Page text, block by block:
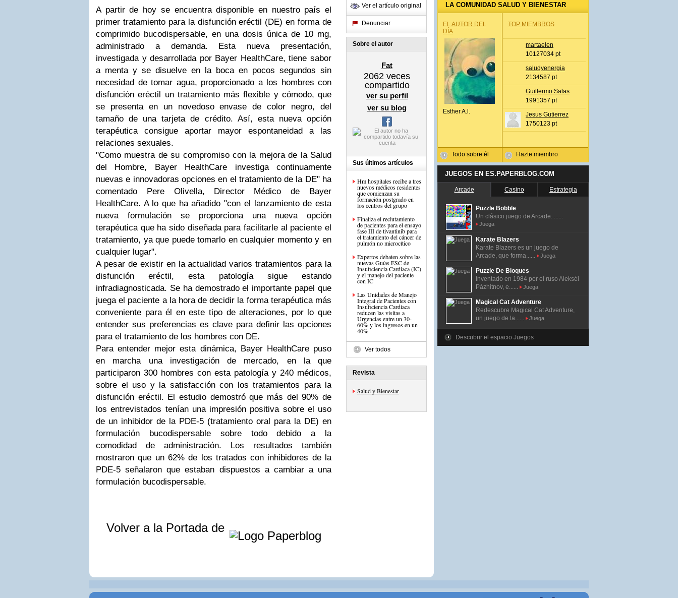
A partir de hoy se encuentra disponible en nuestro país el
primer tratamiento para la disfunción eréctil (DE) en forma de
comprimido bucodispersable, en una dosis única de 10 mg,
administrado a demanda. Esta nueva presentación,
investigada y desarrollada por Bayer HealthCare, tiene sabor
a menta y se disuelve en la boca en pocos segundos sin
necesidad de tomar agua, proporcionado a los hombres con
disfunción eréctil un tratamiento más flexible y cómodo, que
se presenta en un novedoso envase de color negro, del
tamaño de una tarjeta de crédito. Así, esta nueva opción
terapéutica consigue aportar mayor espontaneidad a las
relaciones sexuales.
"Como muestra de su compromiso con la mejora de la Salud
del Hombre, Bayer HealthCare investiga continuamente
nuevas e innovadoras opciones en el tratamiento de la DE" ha
comentado Pere Olivella, Director Médico de Bayer
HealthCare. A lo que ha añadido "con el lanzamiento de esta
nueva formulación se proporciona una nueva opción
terapéutica que ha sido diseñada para facilitarle al paciente el
tratamiento, ya que puede tomarlo en cualquier momento y en
cualquier lugar".
A pesar de existir en la actualidad varios tratamientos para la
disfunción eréctil, esta patología sigue estando
infradiagnosticada. Se ha demostrado el importante papel que
juega el paciente a la hora de decidir la forma terapéutica más
conveniente para él en este tipo de alteraciones, por lo que
entender sus preferencias es clave para definir las opciones
para el tratamiento de los hombres con DE.
Para entender mejor esta dinámica, Bayer HealthCare puso
en marcha una investigación de mercado, en la que
participaron 300 hombres con esta patología y 240 médicos,
sobre el uso y la satisfacción con los tratamientos para la
disfunción eréctil. El estudio demostró que más del 90% de
los entrevistados tenían una impresión positiva sobre el uso
de un inhibidor de la PDE-5 (tratamiento oral para la DE) en
formulación bucodispersable sobre todo debido a la
comodidad de administración. Los resultados también
mostraron que un 62% de los tratados con inhibidores de la
PDE-5 señalaron que estaban dispuestos a cambiar a una
formulación bucodispersable.
Volver a la Portada de
Ver el artículo original
Denunciar
Sobre el autor
Fat
2062 veces
compartido
ver su perfil
ver su blog
Sus últimos artículos
Hm hospitales recibe a tres
nuevos médicos residentes
que comienzan su
formación postgrado en
los centros del grupo
Finaliza el reclutamiento
de pacientes para el ensayo
fase III de tivantinib para
el tratamiento del cáncer de
Expertos debaten sobre las
nuevas Guías ESC de
Insuficiencia Cardiaca (IC)
y el manejo del paciente
con IC
Las Unidades de Manejo
Integral de Pacientes con
Insuficiencia Cardiaca
reducen las visitas a
Urgencias entre un 30-
60% y los ingresos en un
40%
Ver todos
Revista
Salud y Bienestar
LA COMUNIDAD SALUD Y BIENESTAR
EL AUTOR DEL
DÍA
Esther A.l.
Todo sobre él
TOP MIEMBROS
martaelen
10127034 pt
saludyenergia
2134587 pt
Guillermo Salas
1991357 pt
Jesus Gutierrez
1750123 pt
Hazte miembro
JUEGOS EN ES.PAPERBLOG.COM
Arcade Casino Estrategia
Puzzle Bobble
Un clásico juego de Arcade. ......
Juega
Karate Blazers
Karate Blazers es un juego de
Arcade, que forma......
Juega
Puzzle De Bloques
Inventado en 1984 por el ruso Alekséi
Pázhitnov, e......
Juega
Magical Cat Adventure
Redescubre Magical Cat Adventure,
un juego de la......
Juega
Descubrir el espacio Juegos